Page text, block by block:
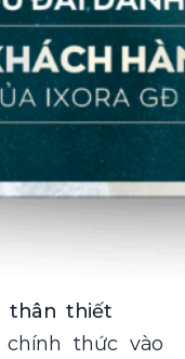
thân thiết
thức vào